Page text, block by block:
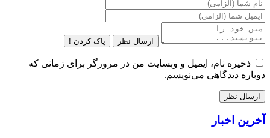
ارسال نظر پاک کردن !
ذخیره نام، ایمیل و وبسایت من در مرورگر برای زمانی که
دوباره دیدگاهی می‌نویسم.
آخرین اخبار